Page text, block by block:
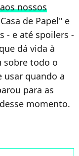
nossos
de Papel" e
- e até spoilers -
dá vida à
sobre todo o
usar quando a
para as
momento.